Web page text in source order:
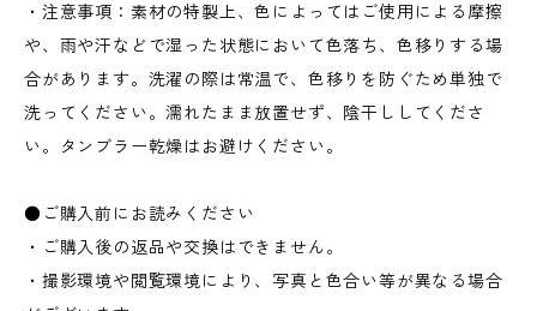
・注意事項：素材の特製上、色によってはご使用による摩擦
や、雨や汗などで湿った状態において色落ち、色移りする場
合があります。洗濯の際は常温で、色移りを防ぐため単独で
洗ってください。濡れたまま放置せず、陰干ししてくださ
い。タンブラー乾燥はお避けください。
●ご購入前にお読みください
・ご購入後の返品や交換はできません。
・撮影環境や閲覧環境により、写真と色合い等が異なる場合